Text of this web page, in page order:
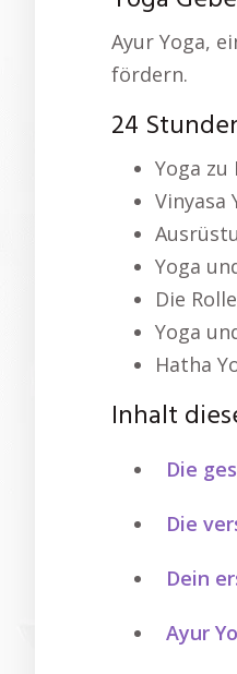
Ayur Yoga,
fördern.
24
Yoga zu
Vinyasa
Yoga
Die
Yoga
Hatha
Inhalt
Die
Die
Dein
Ayur